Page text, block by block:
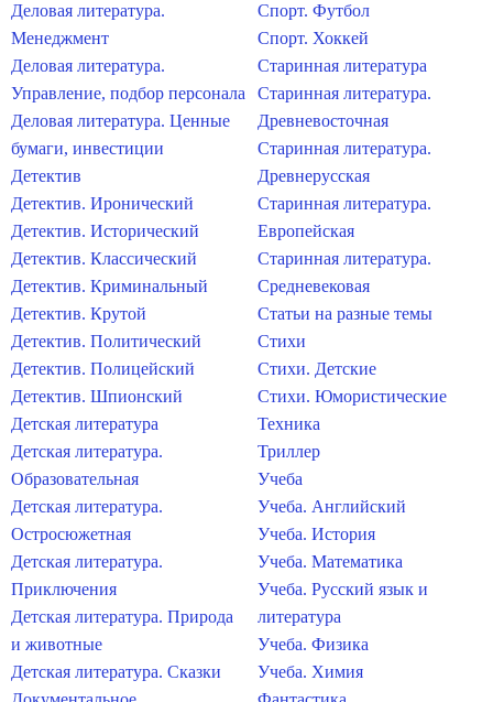
Деловая литература.
Менеджмент
Деловая литература.
Управление, подбор персонала
Деловая литература. Ценные
бумаги, инвестиции
Детектив
Детектив. Иронический
Детектив. Исторический
Детектив. Классический
Детектив. Криминальный
Детектив. Крутой
Детектив. Политический
Детектив. Полицейский
Детектив. Шпионский
Детская литература
Детская литература.
Образовательная
Детская литература.
Остросюжетная
Детская литература.
Приключения
Детская литература. Природа
и животные
Детская литература. Сказки
Спорт. Футбол
Спорт. Хоккей
Старинная литература
Старинная литература.
Древневосточная
Старинная литература.
Древнерусская
Старинная литература.
Европейская
Старинная литература.
Средневековая
Статьи на разные темы
Стихи
Стихи. Детские
Стихи. Юмористические
Техника
Триллер
Учеба
Учеба. Английский
Учеба. История
Учеба. Математика
Учеба. Русский язык и
литература
Учеба. Физика
Учеба. Химия